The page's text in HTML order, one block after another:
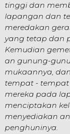
tinggi dan
lapangan dan
me­redakan
yang tetap dan
Kemudian
an gunung-
mukaan­nya,
tempat -
mereka pada
menciptakan
me­nyediakan
penghuninya.